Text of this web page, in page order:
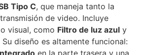
Tipo C, que maneja tanto la
de video. Incluye
visual, como Filtro de luz azul y
Su diseño es altamente funcional:
en la parte trasera y una